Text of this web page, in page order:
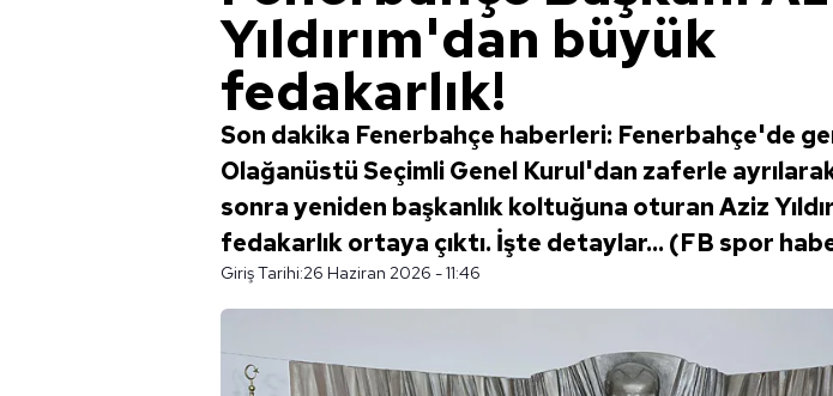
Yıldırım'dan büyük
fedakarlık!
Son dakika Fenerbahçe haberleri: Fenerbahçe'de
Olağanüstü Seçimli Genel Kurul'dan zaferle
sonra yeniden başkanlık koltuğuna oturan Aziz
fedakarlık ortaya çıktı. İşte detaylar... (FB spor
Giriş Tarihi:26 Haziran 2026 - 11:46